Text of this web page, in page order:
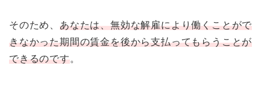
そのため、 あなたは、無効な解雇により働くことがで
きなかった期間の賃金を後から支払ってもらうことが
できるのです。